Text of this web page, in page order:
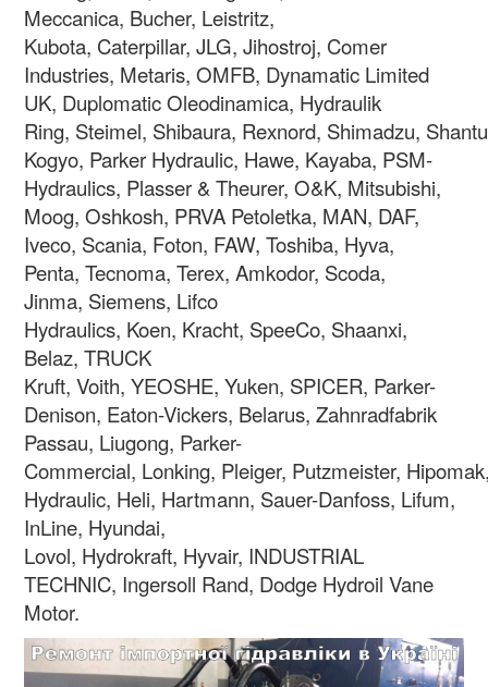
Meccanica, Bucher, Leistritz,
Kubota, Caterpillar, JLG, Jihostroj, Comer
Industries, Metaris, OMFB, Dynamatic Limited
UK, Duplomatic Oleodinamica, Hydraulik
Ring, Steimel, Shibaura, Rexnord, Shimadzu,
Kogyo, Parker Hydraulic, Hawe, Kayaba, PSM-
Hydraulics, Plasser & Theurer, O&K, Mitsubishi,
Moog, Oshkosh, PRVA Petoletka, MAN, DAF,
Iveco, Scania, Foton, FAW, Toshiba, Hyva,
Penta, Tecnoma, Terex, Amkodor, Scoda,
Jinma, Siemens, Lifco
Hydraulics, Koen, Kracht, SpeeCo, Shaanxi,
Belaz, TRUCK
Kruft, Voith, YEOSHE, Yuken, SPICER, Parker-
Denison, Eaton-Vickers, Belarus, Zahnradfabrik
Passau, Liugong, Parker-
Commercial, Lonking, Pleiger, Putzmeister,
Hydraulic, Heli, Hartmann, Sauer-Danfoss, Lifum,
InLine, Hyundai,
Lovol, Hydrokraft, Hyvair, INDUSTRIAL
TECHNIC, Ingersoll Rand, Dodge Hydroil Vane
Motor.